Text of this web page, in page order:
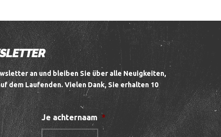
an und bleiben Sie über alle Neuigkeiten,
dem Laufenden.Vielen Dank, Sie erhalten 10
Je achternaam *